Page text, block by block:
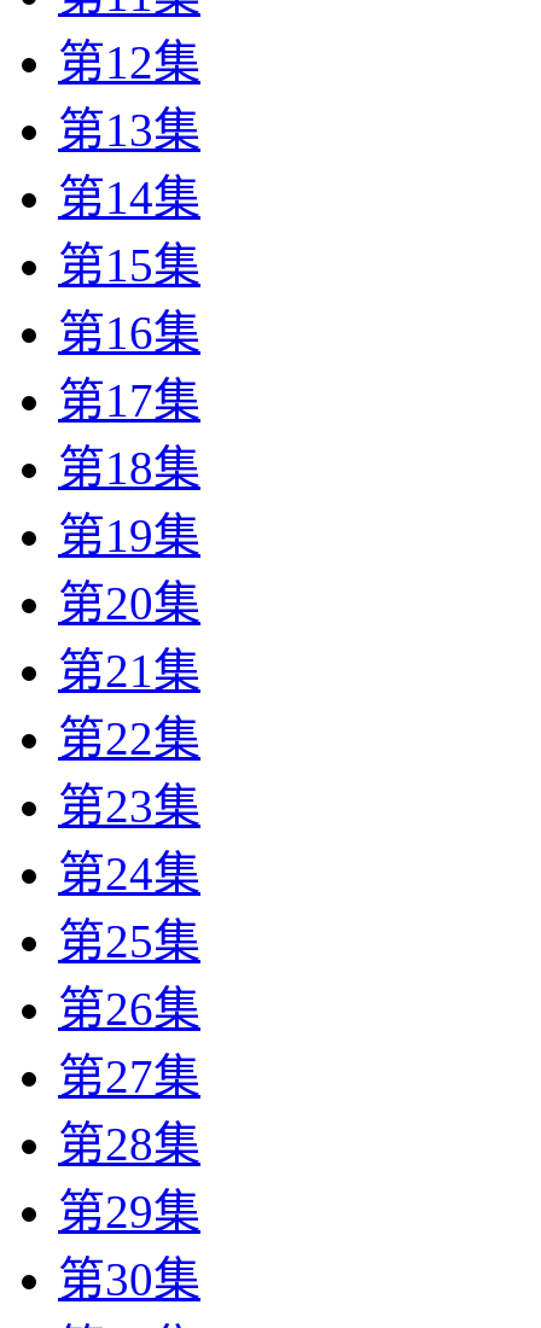
第12集
第13集
第14集
第15集
第16集
第17集
第18集
第19集
第20集
第21集
第22集
第23集
第24集
第25集
第26集
第27集
第28集
第29集
第30集